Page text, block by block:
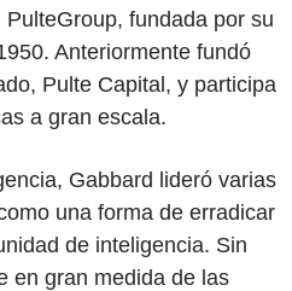
fundada por su
Anteriormente fundó
Pulte Capital, y participa
a gran escala.
Gabbard lideró varias
una forma de erradicar
de inteligencia. Sin
en gran medida de las